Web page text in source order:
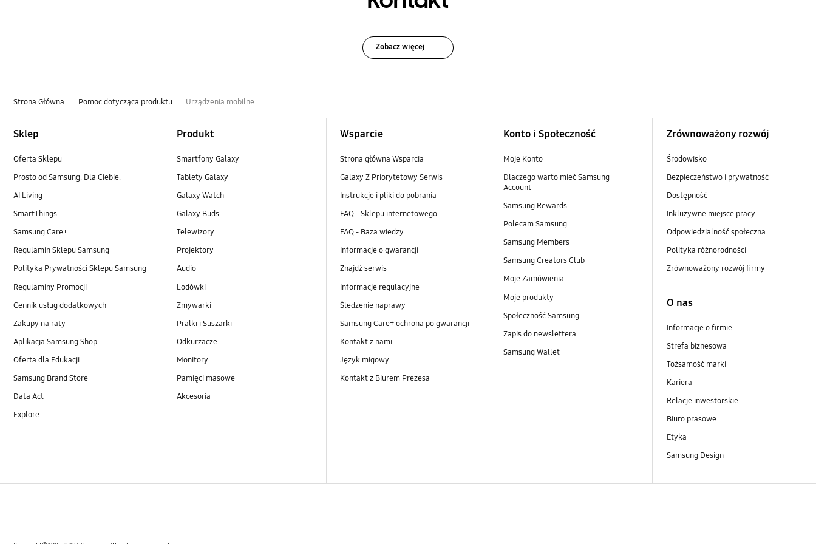
Dźwięk
Kies/Smart Switch PC
Multimedia
Rozmowa i Kontakty
SNS
Samsung Apps
Sieć i WiFi
Sprzęt
Ustawienia
Wiadomość
Zobacz więcej
Strona Główna Pomoc dotycząca produktu Urządzenia mobilne
Sklep
Oferta Sklepu
Prosto od Samsung. Dla Ciebie.
AI Living
SmartThings
Samsung Care+
Regulamin Sklepu Samsung
Polityka Prywatności Sklepu Samsung
Regulaminy Promocji
Cennik usług dodatkowych
Zakupy na raty
Aplikacja Samsung Shop
Oferta dla Edukacji
Samsung Brand Store
Data Act
Explore
Produkt
Smartfony Galaxy
Tablety Galaxy
Galaxy Watch
Galaxy Buds
Telewizory
Projektory
Audio
Lodówki
Zmywarki
Pralki i Suszarki
Odkurzacze
Monitory
Pamięci masowe
Akcesoria
Wsparcie
Strona główna Wsparcia
Galaxy Z Priorytetowy Serwis
Instrukcje i pliki do pobrania
FAQ - Sklepu internetowego
FAQ - Baza wiedzy
Informacje o gwarancji
Znajdź serwis
Informacje regulacyjne
Śledzenie naprawy
Samsung Care+ ochrona po gwarancji
Kontakt z nami
Język migowy
Kontakt z Biurem Prezesa
Konto i Społeczność
Moje Konto
Dlaczego warto mieć Samsung
Account
Samsung Rewards
Polecam Samsung
Samsung Members
Samsung Creators Club
Moje Zamówienia
Moje produkty
Społeczność Samsung
Zapis do newslettera
Samsung Wallet
Zrównoważony rozwój
Środowisko
Bezpieczeństwo i prywatność
Dostępność
Inkluzywne miejsce pracy
Odpowiedzialność społeczna
Polityka różnorodności
Zrównoważony rozwój firmy
O nas
Informacje o firmie
Strefa biznesowa
Tożsamość marki
Kariera
Relacje inwestorskie
Biuro prasowe
Etyka
Samsung Design